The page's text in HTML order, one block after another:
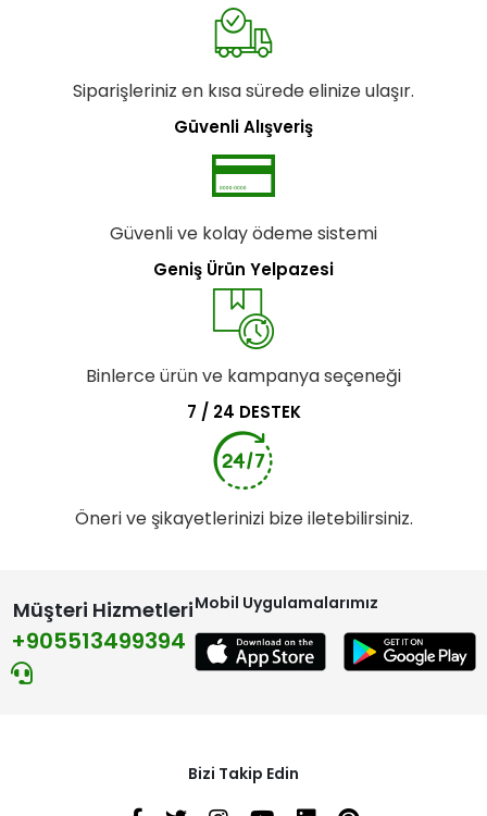
Siparişleriniz en kısa sürede elinize ulaşır.
Güvenli Alışveriş
Güvenli ve kolay ödeme sistemi
Geniş Ürün Yelpazesi
Binlerce ürün ve kampanya seçeneği
7 / 24 DESTEK
Öneri ve şikayetlerinizi bize iletebilirsiniz.
Müşteri Hizmetleri
+905513499394
Mobil Uygulamalarımız
Bizi Takip Edin